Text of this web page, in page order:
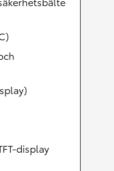
display